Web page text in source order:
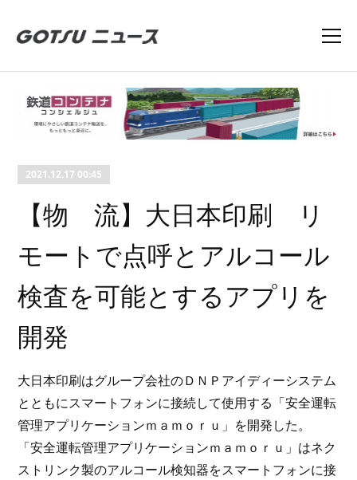
2021.12.17 00:45
【物 流】大日本印刷 リ
モートで点呼とアルコール
検査を可能とするアプリを
開発
大日本印刷はグループ会社のＤＮＰアイディーシステム
とともにスマートフォンに接続して使用する「安全運転
管理アプリケーションｍａｍｏｒｕ」を開発した。
「安全運転管理アプリケーションｍａｍｏｒｕ」はネク
ストリンク製のアルコール検知器をスマートフォンに接